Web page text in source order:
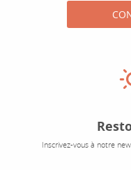
Inscrivez-vous à notre